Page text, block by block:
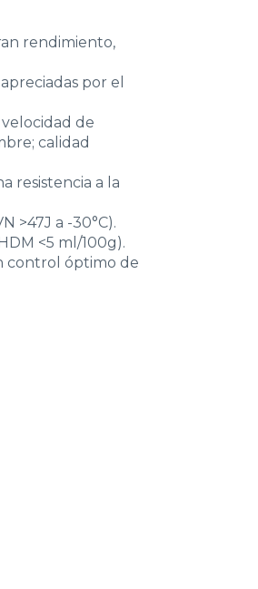
rendimiento,
por el
velocidad de
calidad
resistencia a la
>47J a -30°C).
<5 ml/100g).
control óptimo de